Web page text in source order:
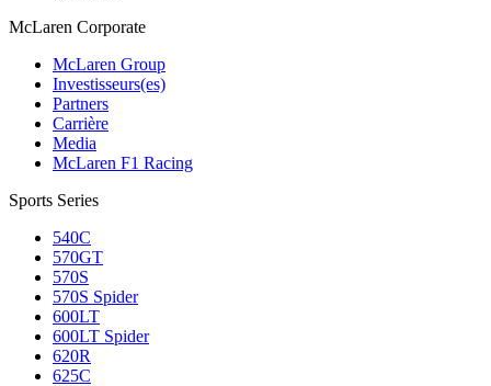
McLaren Corporate
McLaren Group
Investisseurs(es)
Partners
Carrière
Media
McLaren F1 Racing
Sports Series
540C
570GT
570S
570S Spider
600LT
600LT Spider
620R
625C